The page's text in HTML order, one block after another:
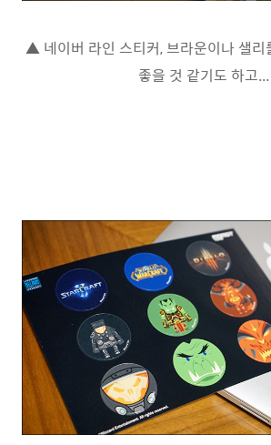
▲ 네이버 라인 스티커, 브라운이나 샐리
좋을 것 같기도 하고...